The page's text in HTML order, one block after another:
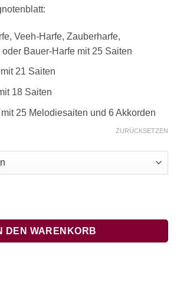
Veeh-Harfe, Zauberharfe,
Bauer-Harfe mit 25 Saiten
21 Saiten
18 Saiten
25 Melodiesaiten und 6 Akkorden
ZURÜCKSETZEN
DEN WARENKORB